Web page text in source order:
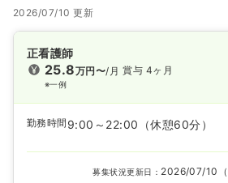
2026/07/10 更新
正看護師
25.8万円〜/月
※一例
賞与 4ヶ月
勤務時間 9:00～22:00 （休憩60分）
募集状況更新日： 2026/07/10（